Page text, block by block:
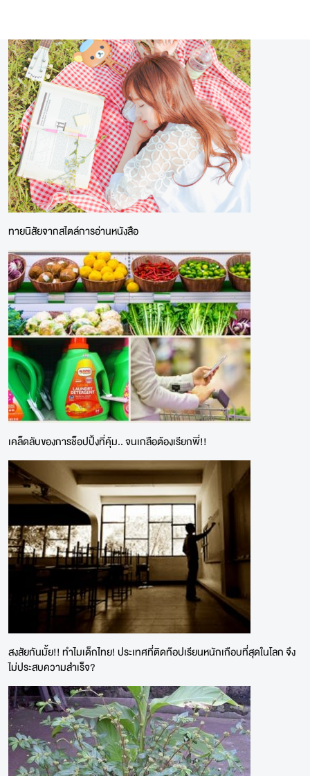
ทายนิสัยจากสไตล์การอ่านหนังสือ
เคล็ดลับของการช็อปปิ้งที่คุ้ม.. จนเกลือต้องเรียกพี่!!
สงสัยกันมั้ย!! ทำไมเด็กไทย! ประเทศที่ติดท๊อปเรียนหนักเกือบที่สุดในโลก จึง
ไม่ประสบความสำเร็จ?